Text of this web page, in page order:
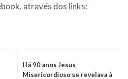
através dos links:
Há 90 anos Jesus
Misericordioso se revelava à